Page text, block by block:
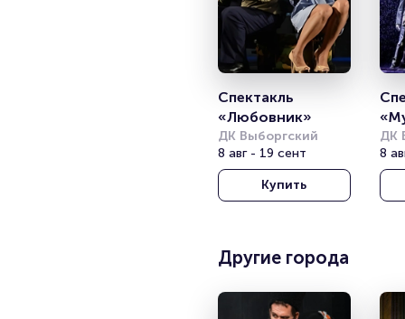
Спектакль
«Любовник»
ДК Выборгский
8 авг - 19 сент
Купить
ДК
8
Другие города